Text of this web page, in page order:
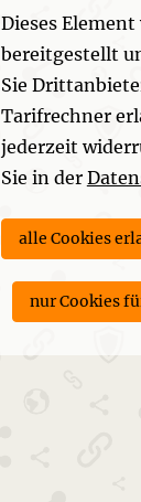
Dieses
bereitgestellt
Sie
Tarifrechner
jederzeit
Sie in der
alle Cookies
nur Cookies